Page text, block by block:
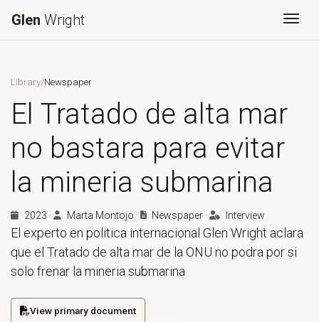
Glen Wright
Library/Newspaper
El Tratado de alta mar
no bastara para evitar
la mineria submarina
2023 · Marta Montojo · Newspaper · Interview
El experto en politica internacional Glen Wright aclara
que el Tratado de alta mar de la ONU no podra por si
solo frenar la mineria submarina
View primary document
(opens in a new tab)